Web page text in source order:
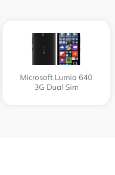
Microsoft Lumia 640
3G Dual Sim